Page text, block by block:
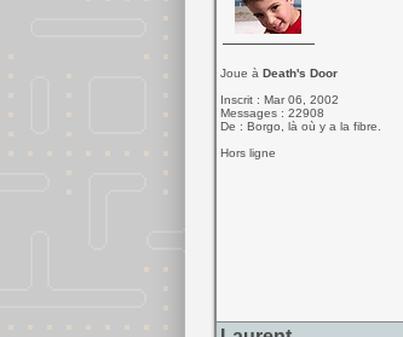
Joue à Death's Door
Inscrit : Mar 06, 2002
Messages : 22908
De : Borgo, là où y a la fibre.
Hors ligne